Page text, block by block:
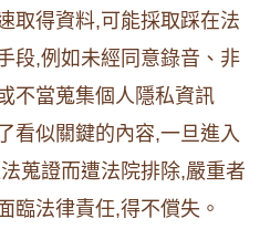
取得資料,可能採取踩在法
段,例如未經同意錄音、非
不當蒐集個人隱私資訊
看似關鍵的內容,一旦進入
蒐證而遭法院排除,嚴重者
臨法律責任,得不償失。